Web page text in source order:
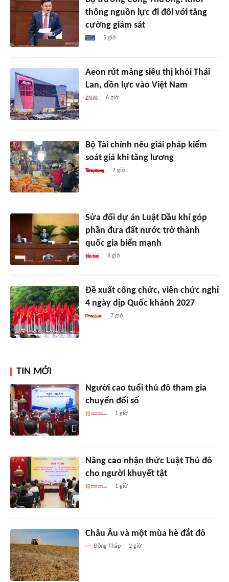
thông nguồn lực đi đôi với tăng
cường giám sát
5 giờ
Aeon rút mảng siêu thị khỏi Thái
Lan, dồn lực vào Việt Nam
6 giờ
Bộ Tài chính nêu giải pháp kiểm
soát giá khi tăng lương
7 giờ
Sửa đổi dự án Luật Dầu khí góp
phần đưa đất nước trở thành
quốc gia biển mạnh
8 giờ
Đề xuất công chức, viên chức nghỉ
4 ngày dịp Quốc khánh 2027
7 giờ
TIN MỚI
Người cao tuổi thủ đô tham gia
chuyển đổi số
1 giờ
Nâng cao nhận thức Luật Thủ đô
cho người khuyết tật
1 giờ
Châu Âu và một mùa hè đắt đỏ
Đồng Tháp 2 giờ